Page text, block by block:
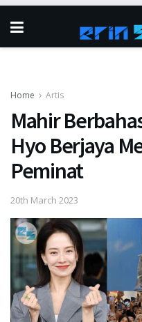
Home Artis
Mahir
Hyo Berjaya
Peminat
20th March 2023